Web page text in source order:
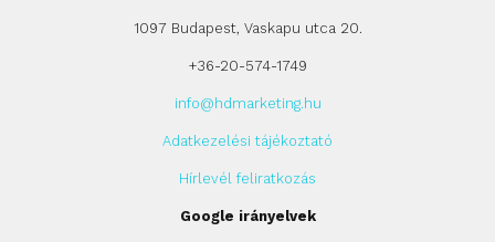
1097 Budapest, Vaskapu utca 20.
+36-20-574-1749
info@hdmarketing.hu
Adatkezelési tájékoztató
Hírlevél feliratkozás
Google irányelvek